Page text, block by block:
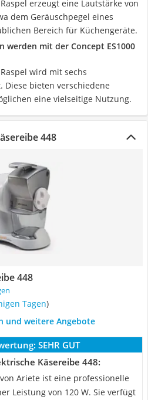
erzeugt eine Lautstärke von
dem Geräuschpegel eines
Bereich für Küchengeräte.
werden mit der Concept ES1000
wird mit sechs
bieten verschiedene
eine vielseitige Nutzung.
448
448
Tagen)
und weitere Angebote
SEHR GUT
Käsereibe 448:
Ariete ist eine professionelle
Leistung von 120 W. Sie verfügt